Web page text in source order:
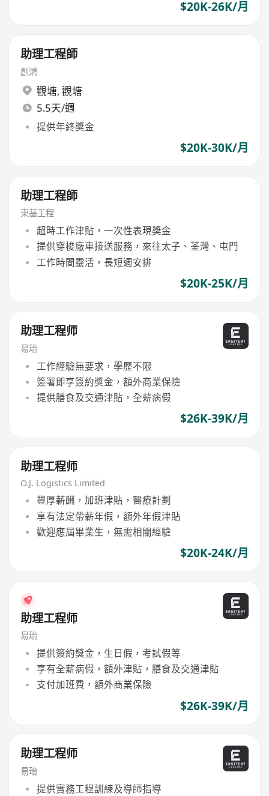
$20K-26K/月
助理工程師
創鴻
觀塘, 觀塘
5.5天/週
提供年終獎金
$20K-30K/月
助理工程師
東基工程
超時工作津貼，一次性表現獎金
提供穿梭廠車接送服務，來往太子、荃灣、屯門
工作時間靈活，長短週安排
$20K-25K/月
助理工程师
易珆
工作經驗無要求，學歷不限
簽署即享簽約獎金，額外商業保險
提供膳食及交通津貼，全薪病假
$26K-39K/月
助理工程师
O.J. Logistics Limited
豐厚薪酬，加班津貼，醫療計劃
享有法定帶薪年假，額外年假津貼
歡迎應屆畢業生，無需相關經驗
$20K-24K/月
助理工程师
易珆
提供簽約獎金，生日假，考試假等
享有全薪病假，額外津貼，膳食及交通津貼
支付加班費，額外商業保險
$26K-39K/月
助理工程师
易珆
提供實務工程訓練及導師指導